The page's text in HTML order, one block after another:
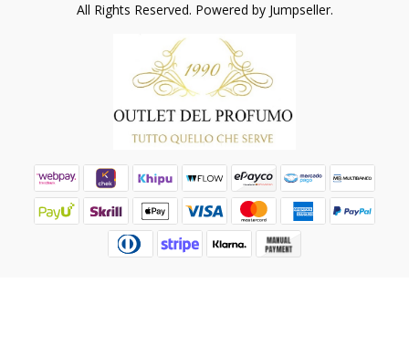
All Rights Reserved. Powered by Jumpseller.